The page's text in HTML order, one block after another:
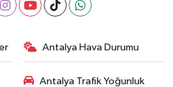
Antalya Hava Durumu
Antalya Trafik Yoğunluk